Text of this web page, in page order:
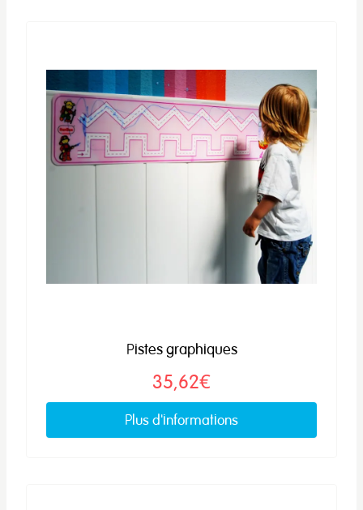
Pistes graphiques
35,62€
Plus d'informations